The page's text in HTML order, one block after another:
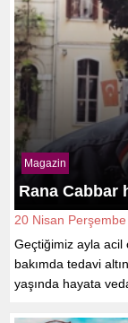
Magazin
Rana Cabbar
20 Nisan Perşembe
Geçtiğimiz ayla acil
bakımda tedavi
yaşında hayata